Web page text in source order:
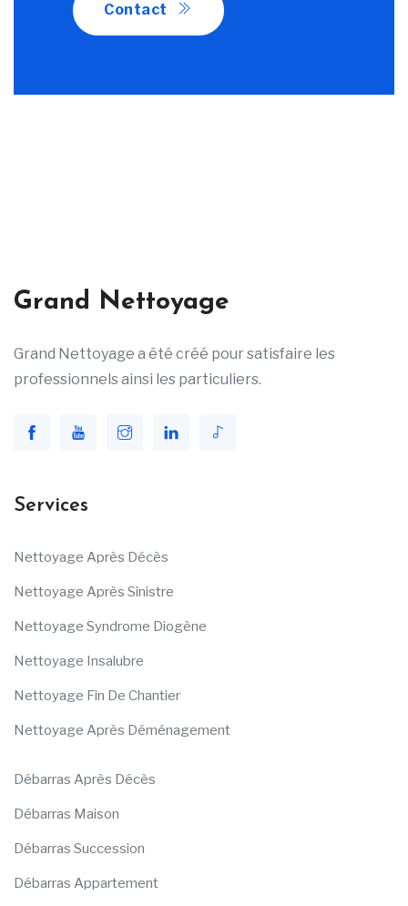
Contact
Grand Nettoyage
Grand Nettoyage a été créé pour satisfaire les
professionnels ainsi les particuliers.
Services
Nettoyage Après Décès
Nettoyage Après Sinistre
Nettoyage Syndrome Diogène
Nettoyage Insalubre
Nettoyage Fin De Chantier
Nettoyage Après Déménagement
Débarras Après Décès
Débarras Maison
Débarras Succession
Débarras Appartement